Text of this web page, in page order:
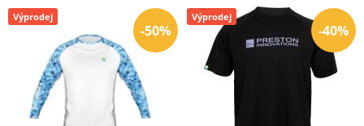
-50%
Výprodej
-40%
Výprodej